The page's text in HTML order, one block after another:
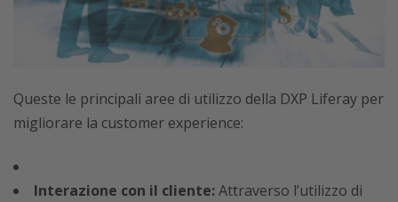
Queste le principali aree di utilizzo della DXP Liferay per
migliorare la customer experience:
Interazione con il cliente:Attraverso l’utilizzo di